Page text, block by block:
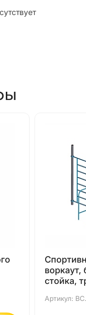
воркаут,
стойка,
Артикул: